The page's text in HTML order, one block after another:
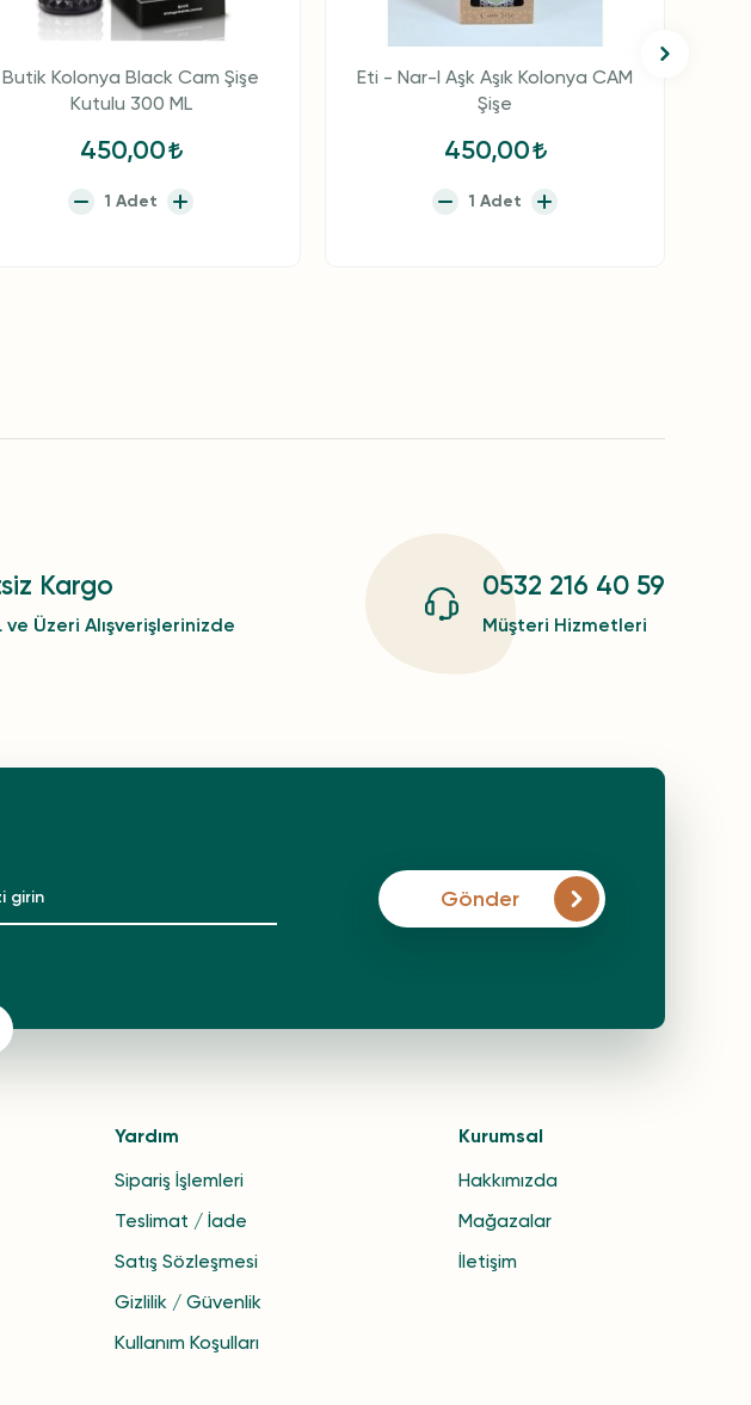
Butik Kolonya Black Cam Şişe
Kutulu 300 ML
450,00
Eti - Nar-I Aşk Aşık Kolonya CAM
Şişe
450,00
Kargo
ve Üzeri Alışverişlerinizde
0532 216 40 59
Müşteri Hizmetleri
Gönder
Yardım
Sipariş İşlemleri
Teslimat / İade
Satış Sözleşmesi
Gizlilik / Güvenlik
Kullanım Koşulları
Kurumsal
Hakkımızda
Mağazalar
İletişim